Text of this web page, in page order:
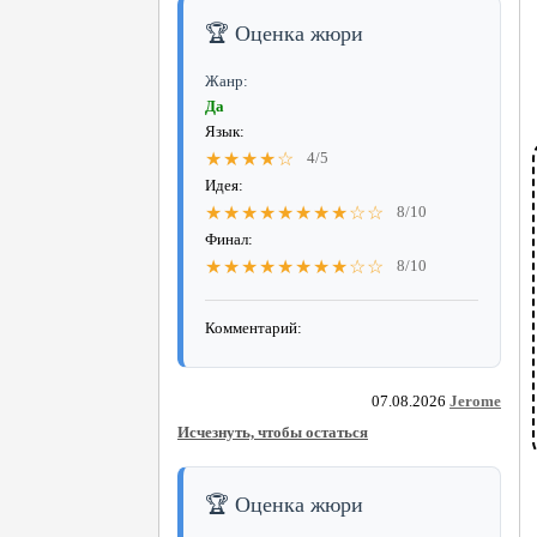
🏆 Оценка жюри
Жанр:
Да
Язык:
★★★★☆
4/5
Идея:
★★★★★★★★☆☆
8/10
Финал:
★★★★★★★★☆☆ 8/10
Комментарий:
07.08.2026 Jerome
Исчезнуть, чтобы остаться
🏆 Оценка жюри